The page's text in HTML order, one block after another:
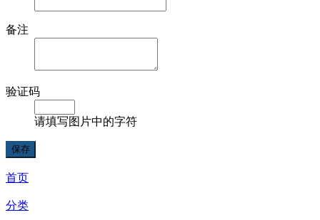
备注
验证码
请填写图片中的字符
首页
分类